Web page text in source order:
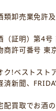
業免許及
第4号 南
号 東京都
ベストストア
聞、
配買取でお酒